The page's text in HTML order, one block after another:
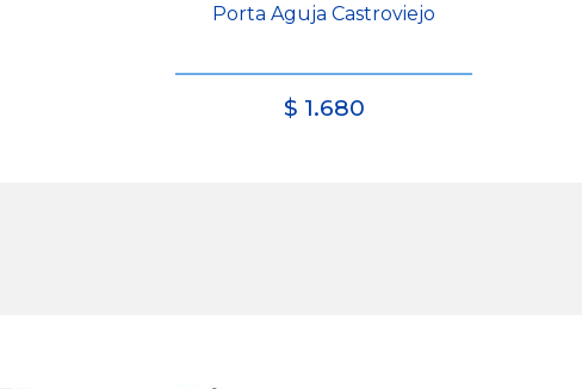
Porta Aguja Castroviejo
$ 1.680